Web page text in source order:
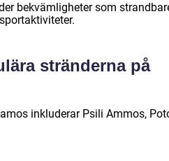
bekvämligheter som
stränderna på
inkluderar Psili Ammos,